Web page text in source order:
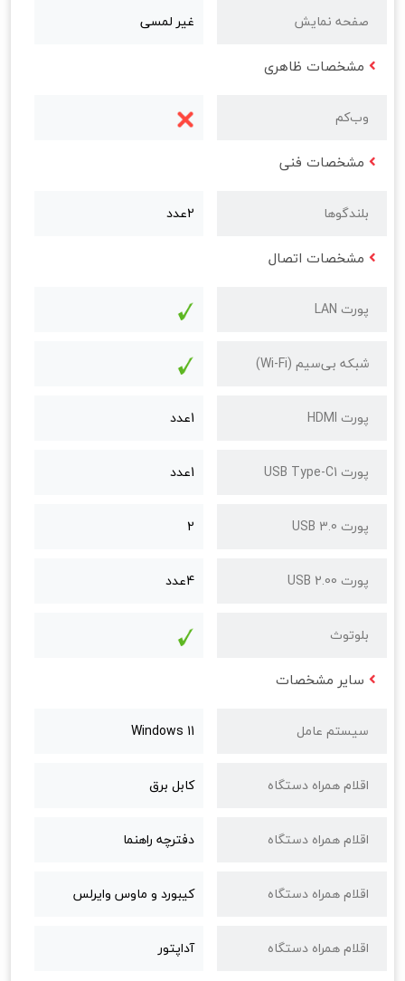
صفحه نمایش غیر لمسی
مشخصات ظاهری
وب‌کم
مشخصات فنی
بلندگوها 2عدد
مشخصات اتصال
پورت LAN
شبکه بی‌سیم (Wi-Fi)
پورت HDMI 1عدد
پورت USB Type-C1 1عدد
پورت USB 3.0 2
پورت USB 2.00 4عدد
بلوتوث
سایر مشخصات
سیستم عامل Windows 11
اقلام همراه دستگاه کابل برق
اقلام همراه دستگاه دفترچه راهنما
اقلام همراه دستگاه کیبورد و ماوس وایرلس
اقلام همراه دستگاه آداپتور